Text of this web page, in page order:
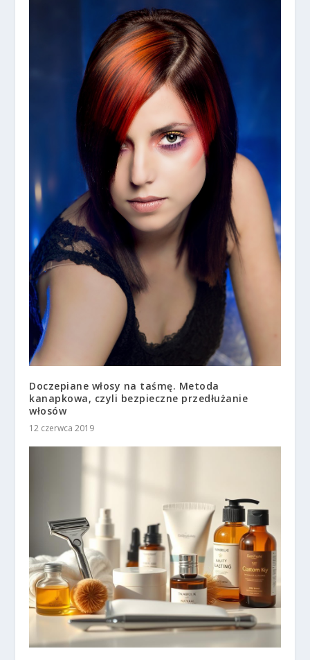
Doczepiane włosy na taśmę. Metoda
kanapkowa, czyli bezpieczne przedłużanie
włosów
12 czerwca 2019